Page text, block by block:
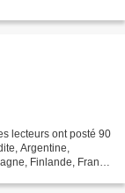
lecteurs ont posté 90
Argentine,
Finlande, France